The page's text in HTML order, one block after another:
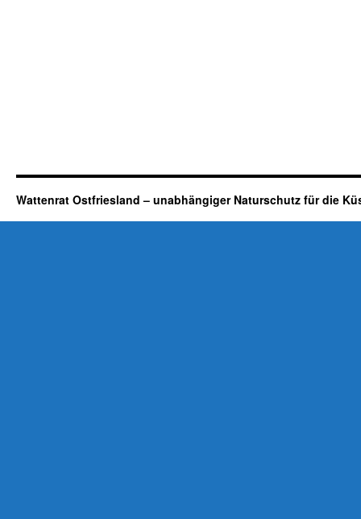
Wattenrat Ostfriesland – unabhängiger Naturschutz für die